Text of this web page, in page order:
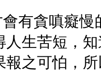
有貪嗔癡
人生苦短，
報之可怕，